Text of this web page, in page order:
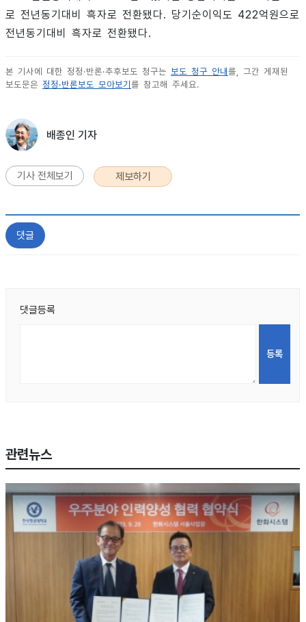
로 전년동기대비 흑자로 전환됐다. 당기순이익도 422억원으로
전년동기대비 흑자로 전환됐다.
본 기사에 대한 정정·반론·추후보도 청구는 보도 청구 안내 를, 그간 게재된
보도문은 정정·반론보도 모아보기 를 참고해 주세요.
배종인 기자
기사 전체보기 제보하기
댓글
댓글등록
관련뉴스